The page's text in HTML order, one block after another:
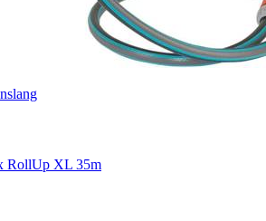
RollUp XL 35m